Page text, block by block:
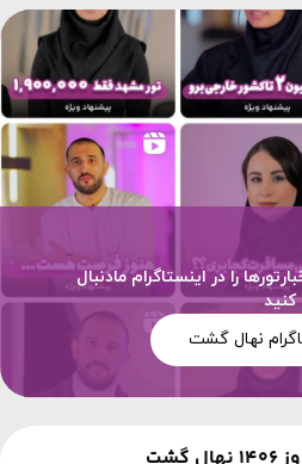
را در اینستاگرام مادنبال
کنید
نهال گشت